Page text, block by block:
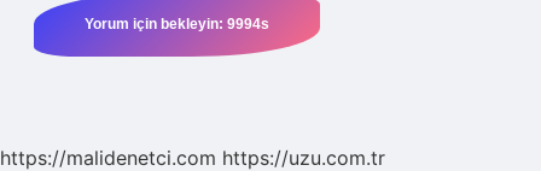
https://malidenetci.com https://uzu.com.tr